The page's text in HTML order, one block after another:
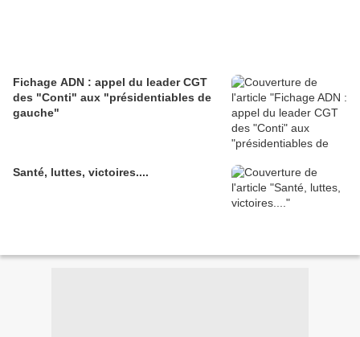
Fichage ADN : appel du leader CGT
des "Conti" aux "présidentiables de
gauche"
Santé, luttes, victoires....